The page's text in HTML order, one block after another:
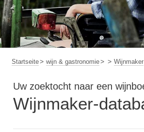
Rheinhessen-Blog kaart
Startseite wijn & gastronomie Wijnmaker
Uw zoektocht naar een
Wijnmaker-